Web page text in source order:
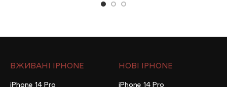
ВЖИВАНІ IPHONE
iPhone 14 Pro
НОВІ IPHONE
iPhone 14 Pro